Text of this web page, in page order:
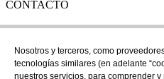
CONTACTO
Si tienes cualquier duda puedes
TEL: +34 972 21 30 04
Nosotros y terceros, como
tecnologías similares (en adelante
nuestros servicios, para comprender